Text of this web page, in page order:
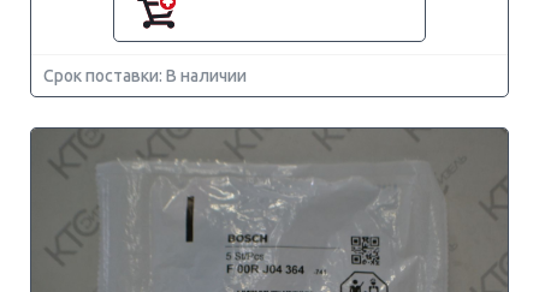
Срок поставки: В наличии